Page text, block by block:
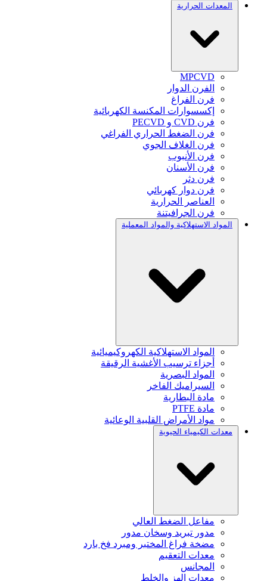
المعدات الحرارية
MPCVD
الفرن الدوار
فرن الفراغ
إكسسوارات المكنسة الكهربائية
فرن CVD و PECVD
فرن الضغط الحراري الفراغي
فرن الغلاف الجوي
فرن الأنبوب
فرن الأسنان
فرن دثر
فرن دوار كهربائي
العناصر الحرارية
فرن الجرافيتنة
المواد الاستهلاكية والمواد المعملية
المواد الاستهلاكية الكهروكيميائية
أجزاء ترسيب الأغشية الرقيقة
المواد البصرية
السيراميك الفاخر
مادة البطارية
مادة PTFE
مواد الأمراض القلبية الوعائية
معدات الكيمياء الحيوية
مفاعل الضغط العالي
مدور تبريد وسخان مدور
مضخة فراغ المختبر ومبرد فخ بارد
معدات التعقيم
المجانس
معدات الهز والخلط